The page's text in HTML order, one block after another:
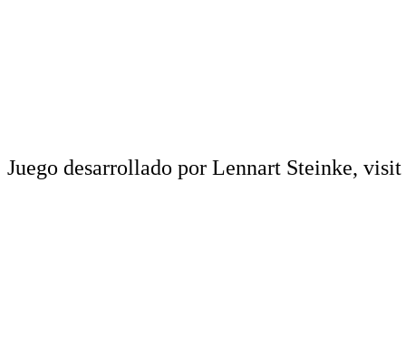
Juego desarrollado por Lennart Steinke, visit